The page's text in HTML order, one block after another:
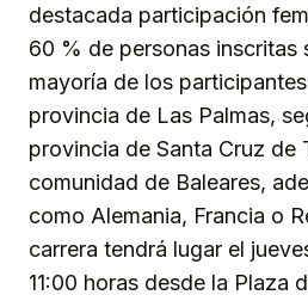
destacada participación
60 % de personas inscritas
mayoría de los
provincia de Las Palmas,
provincia de Santa Cruz de
comunidad de Baleares,
como Alemania, Francia o
carrera tendrá lugar el
11:00 horas desde la Plaza